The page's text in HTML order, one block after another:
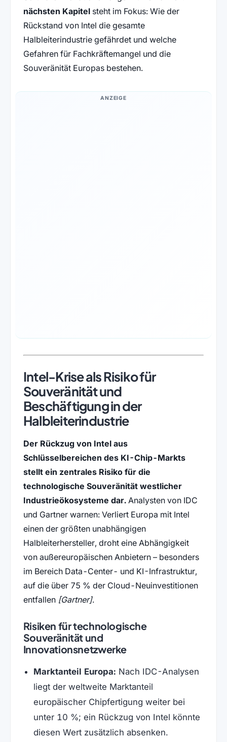
nächsten Kapitelsteht im Fokus: Wie der
Rückstand von Intel die gesamte
Halbleiterindustrie gefährdet und welche
Gefahren für Fachkräftemangel und die
Souveränität Europas bestehen.
ANZEIGE
Intel-Krise als Risiko für
Souveränität und
Beschäftigung in der
Halbleiterindustrie
Der Rückzug von Intel aus
Schlüsselbereichen des KI-Chip-Markts
stellt ein zentrales Risiko für die
technologische Souveränität westlicher
Industrieökosysteme dar.Analysten von IDC
und Gartner warnen: Verliert Europa mit Intel
einen der größten unabhängigen
Halbleiterhersteller, droht eine Abhängigkeit
von außereuropäischen Anbietern – besonders
im Bereich Data-Center- und KI-Infrastruktur,
auf die über 75 % der Cloud-Neuinvestitionen
entfallen [Gartner].
Risiken für technologische
Souveränität und
Innovationsnetzwerke
Marktanteil Europa: Nach IDC-Analysen
liegt der weltweite Marktanteil
europäischer Chipfertigung weiter bei
unter 10 %; ein Rückzug von Intel könnte
diesen Wert zusätzlich absenken.